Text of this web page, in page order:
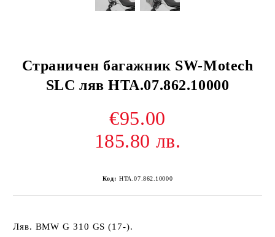
Страничен багажник SW-Motech
SLC ляв HTA.07.862.10000
€95.00
185.80 лв.
Код: HTA.07.862.10000
Ляв. BMW G 310 GS (17-).